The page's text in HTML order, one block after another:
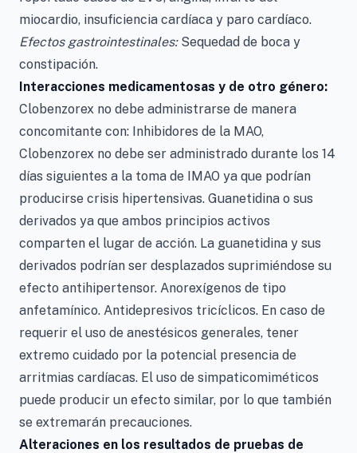
miocardio, insuficiencia cardíaca y paro cardíaco.
Efectos gastrointestinales:Sequedad de boca y
constipación.
Interacciones medicamentosas y de otro género:
Clobenzorex no debe administrarse de manera
concomitante con: Inhibidores de la MAO,
Clobenzorex no debe ser administrado durante los 14
días siguientes a la toma de IMAO ya que podrían
producirse crisis hipertensivas. Guanetidina o sus
derivados ya que ambos principios activos
comparten el lugar de acción. La guanetidina y sus
derivados podrían ser desplazados suprimiéndose su
efecto antihipertensor. Anorexígenos de tipo
anfetamínico. Antidepresivos tricíclicos. En caso de
requerir el uso de anestésicos generales, tener
extremo cuidado por la potencial presencia de
arritmias cardíacas. El uso de simpaticomiméticos
puede producir un efecto similar, por lo que también
se extremarán precauciones.
Alteraciones en los resultados de pruebas de